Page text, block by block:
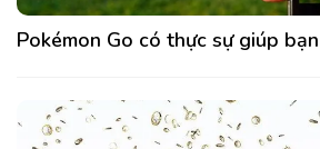
Pokémon Go có thực sự giúp